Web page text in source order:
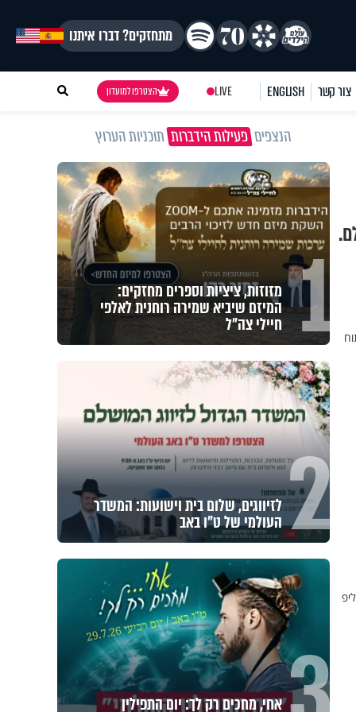
מתחזקים? דברו איתנו
צור קשר ENGLISH
LIVE הצטרפו למועדון
הנצפיםפעילות הידברותתוכניות הערוץ
1 מזוזות, ציציות וספרים מחזקים:
המיזם שיביא שמירה רוחנית לאלפי
חיילי צה"ל
2 לזיווגים, שלום בית וישועות: המשדר
העולמי של ט"ו באב
אחי, מחכים רק לך: יום התפילין